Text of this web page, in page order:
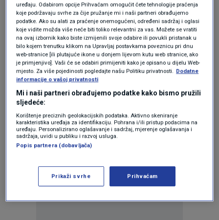
Oglas
uređaju. Odabirom opcije Prihvaćam omogućit ćete tehnologije praćenja
koje podržavaju svrhe za čije pružanje mi i naši partneri obrađujemo
podatke. Ako su alati za praćenje onemogućeni, određeni sadržaj i oglasi
koje vidite možda više neće biti toliko relevantni za vas. Možete se vratiti
na ovaj izbornik kako biste izmijenili svoje odabire ili povukli pristanak u
bilo kojem trenutku klikom na Upravljaj postavkama poveznicu pri dnu
web-stranice [ili plutajuće ikone u donjem lijevom kutu web stranice, ako
je primjenjivo]. Vaši će se odabiri primijeniti kako je opisano u dijelu Web-
mjesto. Za više pojedinosti pogledajte našu Politiku privatnosti. Dodatne
informacije o vašoj privatnosti
Mi i naši partneri obrađujemo podatke kako bismo pružili
sljedeće:
Korištenje preciznih geolokacijskih podataka. Aktivno skeniranje
karakteristika uređaja za identifikaciju. Pohrana i/ili pristup podacima na
uređaju. Personalizirano oglašavanje i sadržaj, mjerenje oglašavanja i
sadržaja, uvidi u publiku i razvoj usluga.
Popis partnera (dobavljača)
Prikaži svrhe Prihvaćam